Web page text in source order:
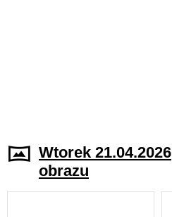
Wtorek 21.04.2026
obrazu